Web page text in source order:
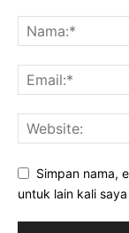
Simpan nama,
untuk lain kali